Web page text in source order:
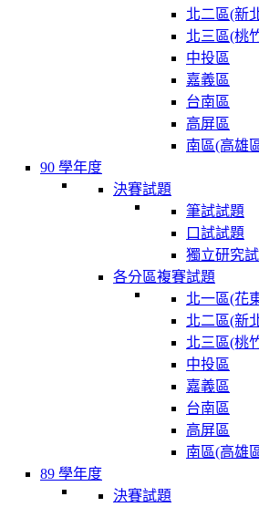
北二區(新
北三區(桃
中投區
嘉義區
台南區
高屏區
南區(高雄
90 學年度
決賽試題
筆試試題
口試試題
獨立研究
各分區複賽試題
北一區(花
北二區(新
北三區(桃
中投區
嘉義區
台南區
高屏區
南區(高雄
89 學年度
決賽試題